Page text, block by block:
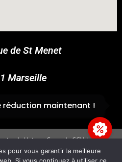
de St Menet
Marseille
44 45 46
Univers Cross
CGV
légales
réduction maintenant !
pour vous garantir la meilleure